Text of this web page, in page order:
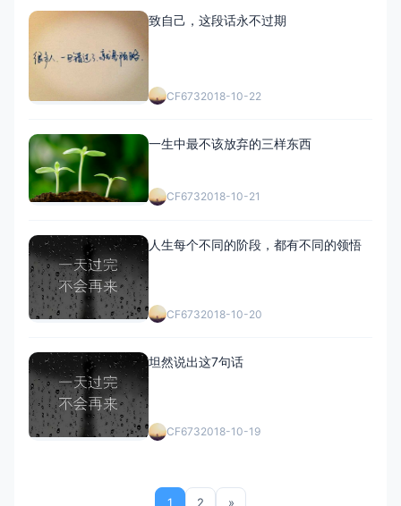
致自己，这段话永不过期
CF6732018-10-22
一生中最不该放弃的三样东西
CF6732018-10-21
人生每个不同的阶段，都有不同的领悟
CF6732018-10-20
坦然说出这7句话
CF6732018-10-19
1 2 »